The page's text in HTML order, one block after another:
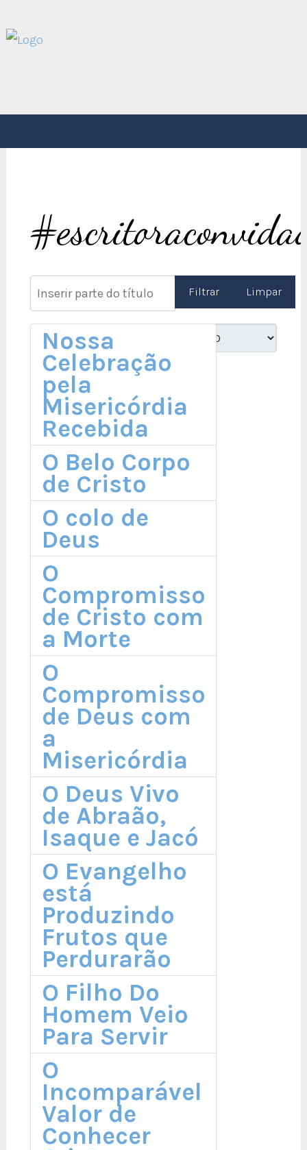
Inserir parte do título Filtrar Limpar
Mostrar #
Nossa
Celebração
pela
Misericórdia
Recebida
O Belo Corpo
de Cristo
O colo de
Deus
O
Compromisso
de Cristo com
a Morte
O
Compromisso
de Deus com
a
Misericórdia
O Deus Vivo
de Abraão,
Isaque e Jacó
O Evangelho
está
Produzindo
Frutos que
Perdurarão
O Filho Do
Homem Veio
Para Servir
O
Incomparável
Valor de
Conhecer